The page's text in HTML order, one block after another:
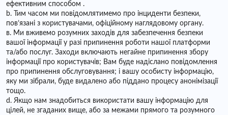
ефективним способом .
b. Тим часом ми повідомлятимемо про інциденти безпеки,
пов’язані з користувачами, офіційному наглядовому органу.
в. Ми вживемо розумних заходів для забезпечення безпеки
вашої інформації у разі припинення роботи нашої платформи
та/або послуг. Заходи включають негайне припинення збору
інформації про користувачів; Вам буде надіслано повідомлення
про припинення обслуговування; і вашу особисту інформацію,
яку ми зібрали, буде видалено або піддано процесу анонімізації
тощо.
d. Якщо нам знадобиться використати вашу інформацію для
цілей, не згаданих вище, або за межами прямого та розумного